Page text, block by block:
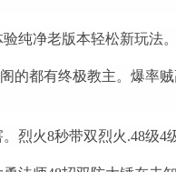
纯净老版本轻松新玩法
的都有终极教主。爆率
烈火8秒带双烈火.48级4